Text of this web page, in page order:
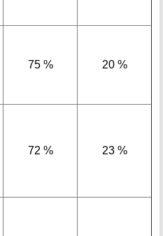
75 % 20 %
72 % 23 %